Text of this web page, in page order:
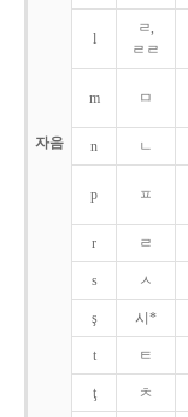
자음
l
ㄹ,
ㄹㄹ
m ㅁ
n ㄴ
p ㅍ
r ㄹ
s ㅅ
ş 시*
t ㅌ
ţ ㅊ